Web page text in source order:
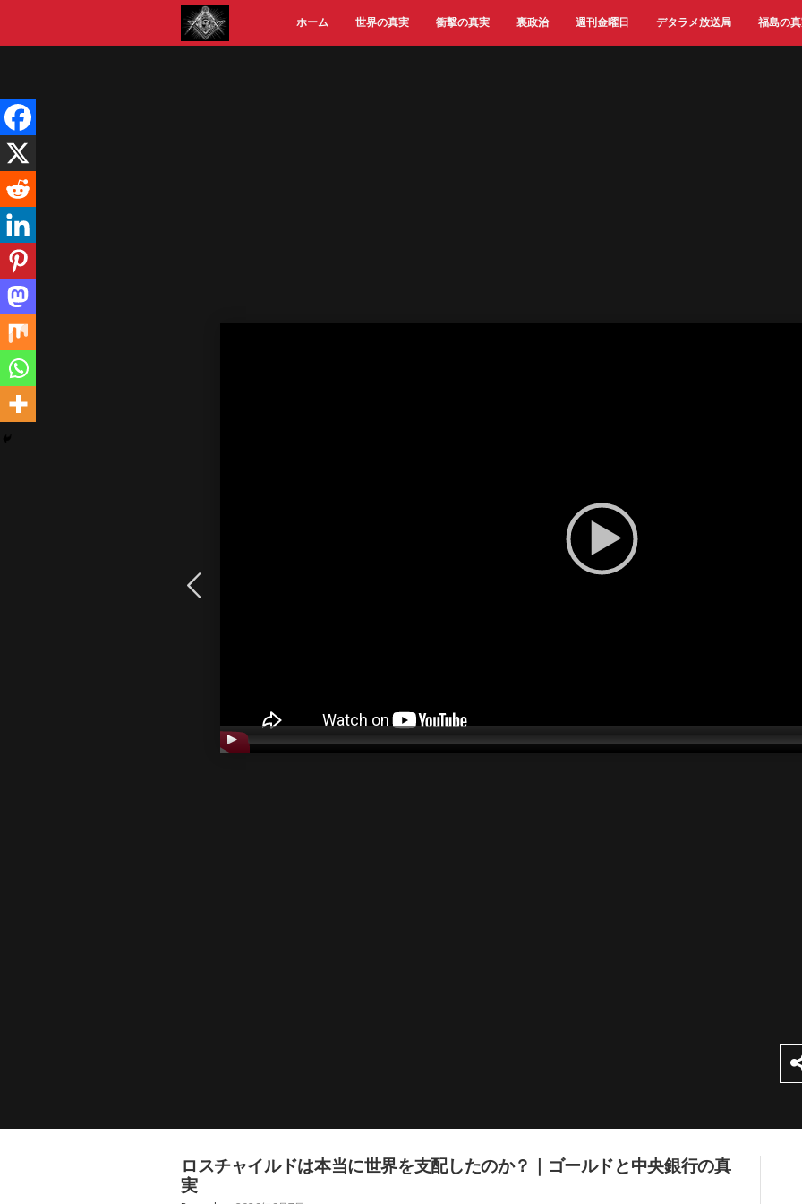
ホーム 世界の真実 衝撃の真実 裏政治 週刊金曜日 デタラメ放送局 福島の
ロスチャイルドは本当に世界を支配したのか？｜ゴールドと中央銀行の真
実